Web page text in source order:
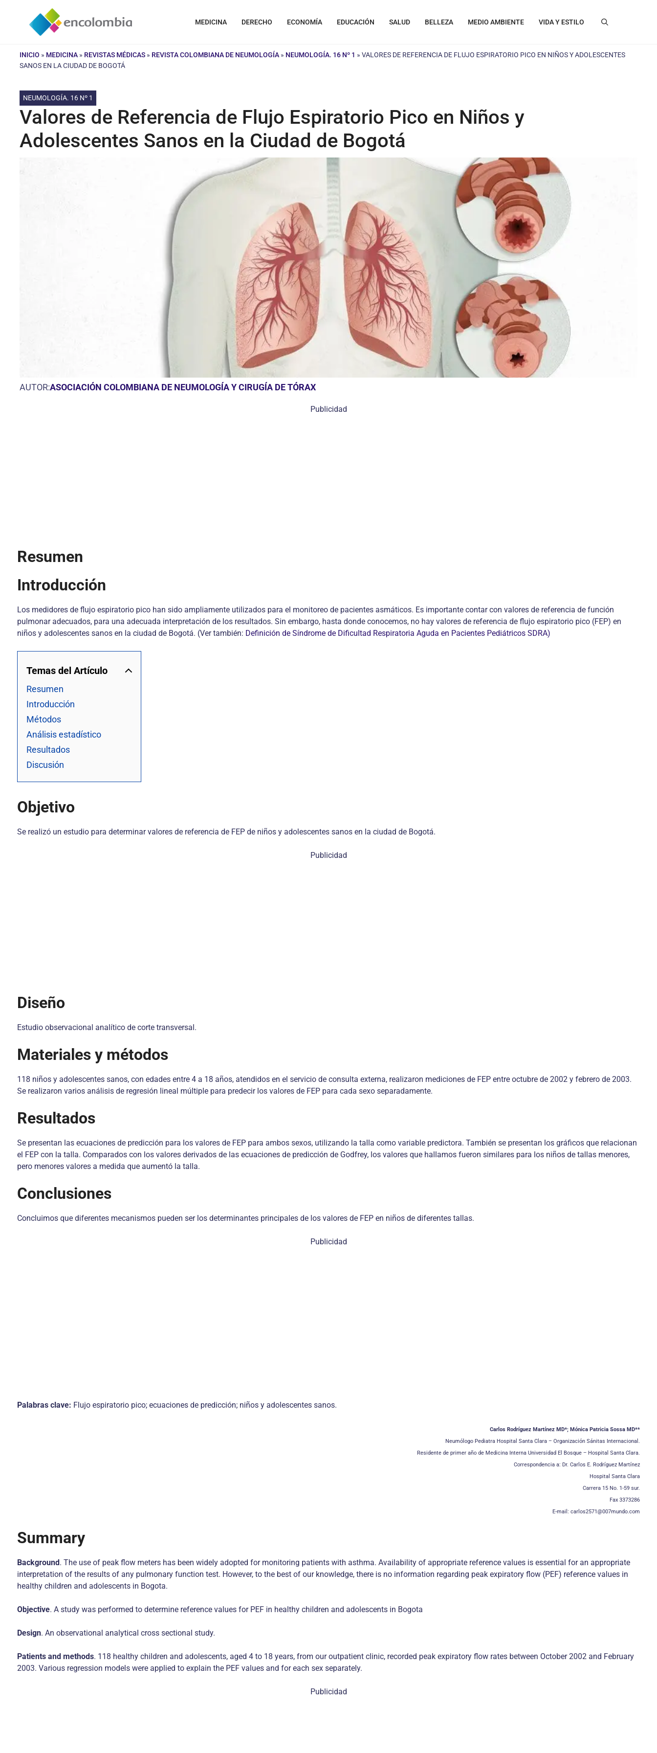
contenido
MEDICINA DERECHO ECONOMÍA EDUCACIÓN SALUD BELLEZA MEDIO AMBIENTE VIDA Y ESTILO
INICIO » MEDICINA » REVISTAS MÉDICAS » REVISTA COLOMBIANA DE NEUMOLOGÍA » NEUMOLOGÍA. 16 Nº 1 » VALORES DE REFERENCIA DE FLUJO ESPIRATORIO PICO EN NIÑOS Y ADOLESCENTES
SANOS EN LA CIUDAD DE BOGOTÁ
NEUMOLOGÍA. 16 Nº 1
Valores de Referencia de Flujo Espiratorio Pico en Niños y
Adolescentes Sanos en la Ciudad de Bogotá
AUTOR:ASOCIACIÓN COLOMBIANA DE NEUMOLOGÍA Y CIRUGÍA DE TÓRAX
Publicidad
Resumen
Introducción
Los medidores de flujo espiratorio pico han sido ampliamente utilizados para el monitoreo de pacientes asmáticos. Es importante contar con valores de referencia de función
pulmonar adecuados, para una adecuada interpretación de los resultados. Sin embargo, hasta donde conocemos, no hay valores de referencia de flujo espiratorio pico (FEP) en
niños y adolescentes sanos en la ciudad de Bogotá. (Ver también: Definición de Síndrome de Dificultad Respiratoria Aguda en Pacientes Pediátricos SDRA)
Temas del Artículo
Resumen
Introducción
Métodos
Análisis estadístico
Resultados
Discusión
Objetivo
Se realizó un estudio para determinar valores de referencia de FEP de niños y adolescentes sanos en la ciudad de Bogotá.
Publicidad
Diseño
Estudio observacional analítico de corte transversal.
Materiales y métodos
118 niños y adolescentes sanos, con edades entre 4 a 18 años, atendidos en el servicio de consulta externa, realizaron mediciones de FEP entre octubre de 2002 y febrero de 2003.
Se realizaron varios análisis de regresión lineal múltiple para predecir los valores de FEP para cada sexo separadamente.
Resultados
Se presentan las ecuaciones de predicción para los valores de FEP para ambos sexos, utilizando la talla como variable predictora. También se presentan los gráficos que relacionan
el FEP con la talla. Comparados con los valores derivados de las ecuaciones de predicción de Godfrey, los valores que hallamos fueron similares para los niños de tallas menores,
pero menores valores a medida que aumentó la talla.
Conclusiones
Concluimos que diferentes mecanismos pueden ser los determinantes principales de los valores de FEP en niños de diferentes tallas.
Publicidad
Palabras clave: Flujo espiratorio pico; ecuaciones de predicción; niños y adolescentes sanos.
Carlos Rodríguez Martínez MD*; Mónica Patricia Sossa MD**
Neumólogo Pediatra Hospital Santa Clara – Organización Sánitas Internacional.
Residente de primer año de Medicina Interna Universidad El Bosque – Hospital Santa Clara.
Correspondencia a: Dr. Carlos E. Rodríguez Martínez
Hospital Santa Clara
Carrera 15 No. 1-59 sur.
Fax 3373286
E-mail: carlos2571@007mundo.com
Summary
Background. The use of peak flow meters has been widely adopted for monitoring patients with asthma. Availability of appropriate reference values is essential for an appropriate
interpretation of the results of any pulmonary function test. However, to the best of our knowledge, there is no information regarding peak expiratory flow (PEF) reference values in
healthy children and adolescents in Bogota.
Objective. A study was performed to determine reference values for PEF in healthy children and adolescents in Bogota
Design. An observational analytical cross sectional study.
Patients and methods. 118 healthy children and adolescents, aged 4 to 18 years, from our outpatient clinic, recorded peak expiratory flow rates between October 2002 and February
2003. Various regression models were applied to explain the PEF values and for each sex separately.
Publicidad